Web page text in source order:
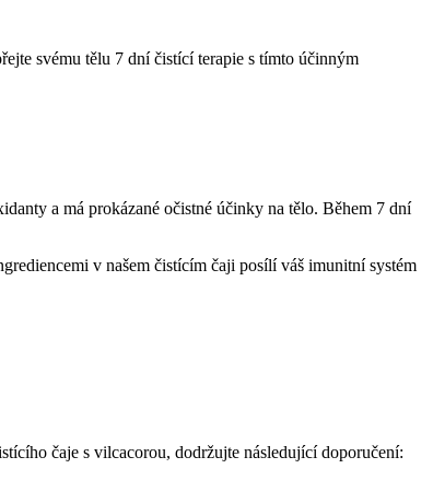
svému tělu 7 dní čistící terapie s tímto účinným
a má prokázané očistné účinky na tělo. Během 7 dní
v našem čistícím čaji posílí váš imunitní systém
čaje s vilcacorou, dodržujte následující doporučení: